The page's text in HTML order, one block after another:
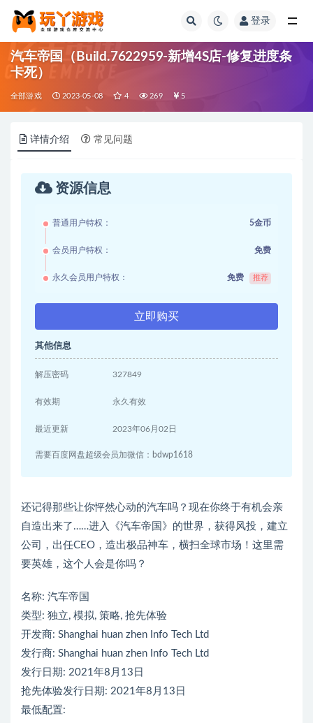
登录
汽车帝国（Build.7622959-新增4S店-修复进度条
卡死）
全部游戏 2023-05-08 4 269 5
详情介绍 常见问题
资源信息
普通用户特权： 5金币
会员用户特权： 免费
永久会员用户特权： 免费 推荐
立即购买
其他信息
解压密码 327849
有效期 永久有效
最近更新 2023年06月02日
需要百度网盘超级会员加微信：bdwp1618
还记得那些让你怦然心动的汽车吗？现在你终于有机会亲
自造出来了……进入《汽车帝国》的世界，获得风投，建立
公司，出任CEO，造出极品神车，横扫全球市场！这里需
要英雄，这个人会是你吗？
名称: 汽车帝国
类型: 独立, 模拟, 策略, 抢先体验
开发商: Shanghai huan zhen Info Tech Ltd
发行商: Shanghai huan zhen Info Tech Ltd
发行日期: 2021年8月13日
抢先体验发行日期: 2021年8月13日
最低配置: